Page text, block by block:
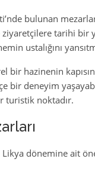
bulunan
tarihi bir
ustalığını
bir hazinenin
bir deneyim
turistik noktadır.
Likya dönemine ait